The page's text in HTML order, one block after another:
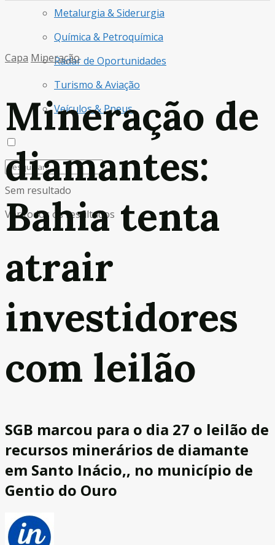
Metalurgia & Siderurgia
Química & Petroquímica
Radar de Oportunidades
Turismo & Aviação
Veículos & Pneus
Sem resultado
Ver todos os resultados
Capa Mineração
Mineração de
diamantes:
Bahia tenta
atrair
investidores
com leilão
SGB marcou para o dia 27 o leilão de
recursos minerários de diamante
em Santo Inácio,, no município de
Gentio do Ouro